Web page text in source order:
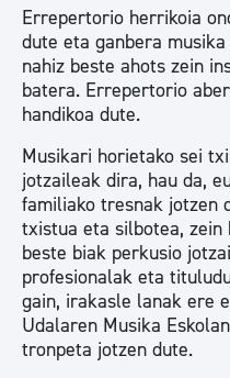
Errepertorio herrikoia
dute eta ganbera
nahiz beste ahots zein
batera. Errepertorio
handikoa dute.
Musikari horietako sei
jotzaileak dira, hau da,
familiako tresnak jotzen
txistua eta silbotea,
beste biak perkusio
profesionalak eta
gain, irakasle lanak ere
Udalaren Musika
tronpeta jotzen dute.